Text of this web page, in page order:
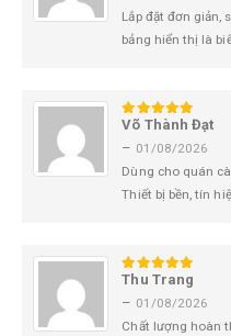
Lắp đặt đơn giản,
bảng hiển thị là
5trên 5
Võ Thành Đạt
– 01/08/2026
Dùng cho quán
Thiết bị bền, tín
5 trên 5
Thu Trang
– 01/08/2026
Chất lượng hoàn